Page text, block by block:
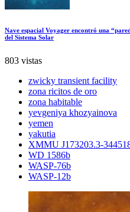
Nave espacial Voyager encontró una
del Sistema Solar
803 vistas
zwicky transient facility
zona ricitos de oro
zona habitable
yevgeniya khozyainova
yemen
yakutia
XMMU J173203.3-
WD 1586b
WASP-76b
WASP-12b